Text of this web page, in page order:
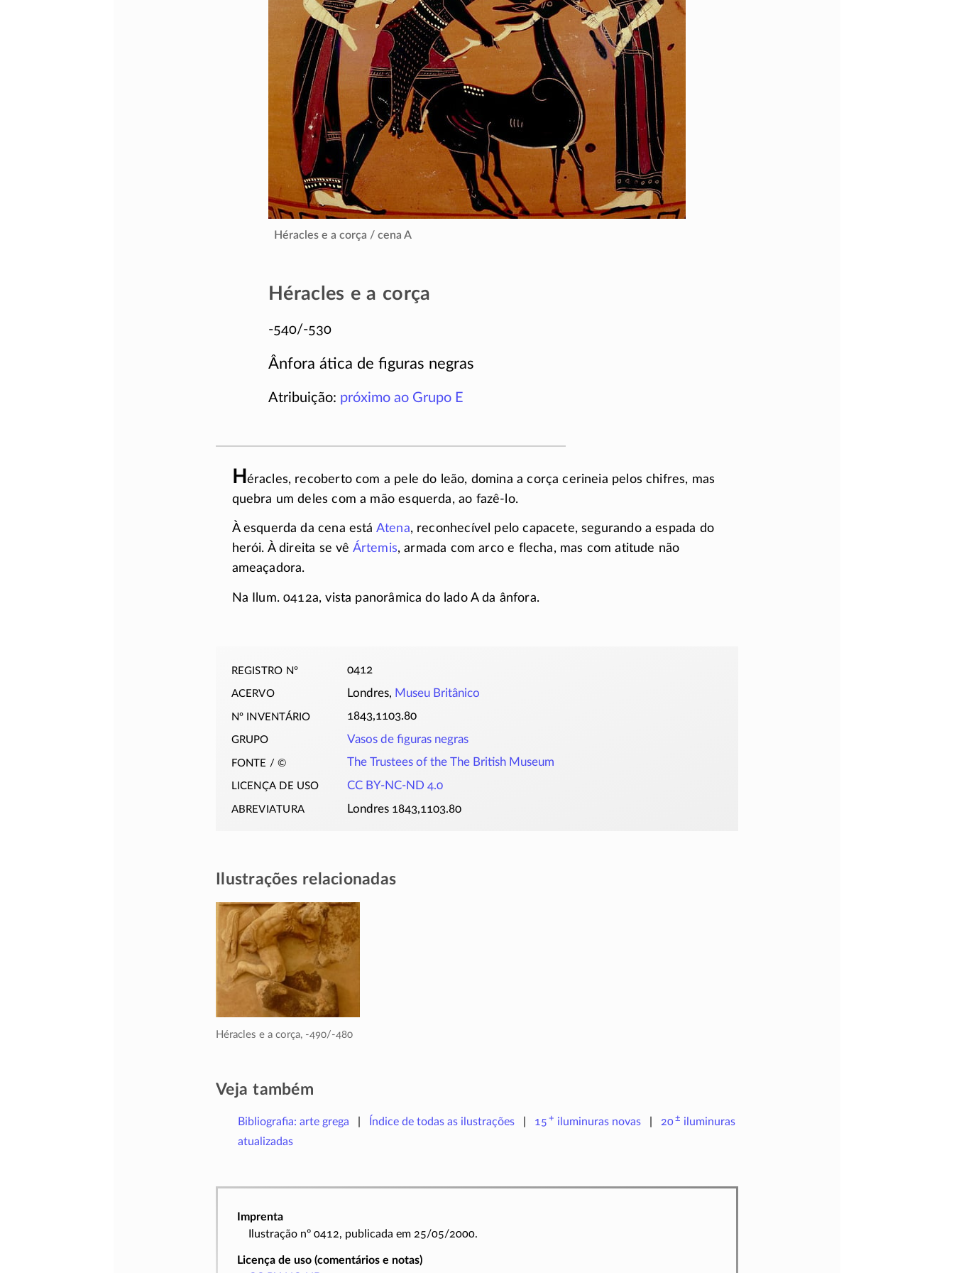
Héracles e a corça / cena A
Héracles e a corça
-540/-530
Ânfora ática de figuras negras
Atribuição: próximo ao Grupo E
H éracles, recoberto com a pele do leão, domina a corça cerineia pelos chifres, mas
quebra um deles com a mão esquerda, ao fazê-lo.
À esquerda da cena está Atena, reconhecível pelo capacete, segurando a espada do
herói. À direita se vê Ártemis, armada com arco e flecha, mas com atitude não
ameaçadora.
Na Ilum. 0412a, vista panorâmica do lado A da ânfora.
registro nº 0412
acervo Londres, Museu Britânico
nº inventário 1843,1103.80
grupo Vasos de figuras negras
fonte / © The Trustees of the The British Museum
licença de uso CC BY-NC-ND 4.0
abreviatura Londres 1843,1103.80
Ilustrações relacionadas
Héracles e a corça, -490/-480
Veja também
Bibliografia: arte grega Índice de todas as ilustrações 15 + iluminurasnovas 20± iluminuras
atualizadas
Imprenta
Ilustração nº 0412, publicada em 25/05/2000.
Licença de uso (comentários e notas)